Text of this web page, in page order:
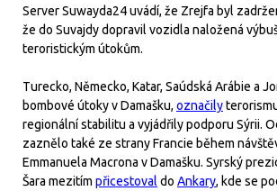
Server Suwayda24 uvádí, že Zrejfa byl
že do Suvajdy dopravil vozidla naložená
teroristickým útokům.
Turecko, Německo, Katar, Saúdská Arábie a
bombové útoky v Damašku, označily
regionální stabilitu a vyjádřily podporu Sýrii.
zaznělo také ze strany Francie během
Emmanuela Macrona v Damašku. Syrský
Šara mezitím přicestoval do Ankary, kde se